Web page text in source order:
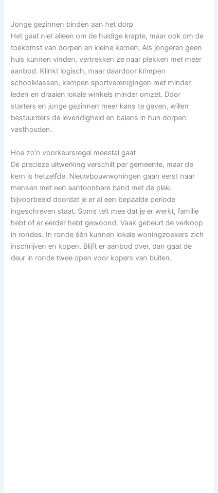
Jonge gezinnen binden aan het dorp
Het gaat niet alleen om de huidige krapte, maar ook om de
toekomst van dorpen en kleine kernen. Als jongeren geen
huis kunnen vinden, vertrekken ze naar plekken met meer
aanbod. Klinkt logisch, maar daardoor krimpen
schoolklassen, kampen sportverenigingen met minder
leden en draaien lokale winkels minder omzet. Door
starters en jonge gezinnen meer kans te geven, willen
bestuurders de levendigheid en balans in hun dorpen
vasthouden.
Hoe zo’n voorkeursregel meestal gaat
De precieze uitwerking verschilt per gemeente, maar de
kern is hetzelfde. Nieuwbouwwoningen gaan eerst naar
mensen met een aantoonbare band met de plek:
bijvoorbeeld doordat je er al een bepaalde periode
ingeschreven staat. Soms telt mee dat je er werkt, familie
hebt of er eerder hebt gewoond. Vaak gebeurt de verkoop
in rondes. In ronde één kunnen lokale woningzoekers zich
inschrijven en kopen. Blijft er aanbod over, dan gaat de
deur in ronde twee open voor kopers van buiten.